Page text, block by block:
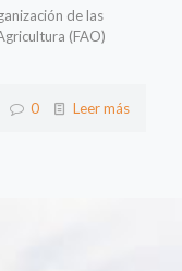
de las
(FAO)
0 Leer más